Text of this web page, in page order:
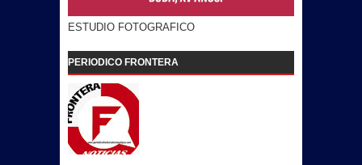
ESTUDIO FOTOGRAFICO
PERIODICO FRONTERA